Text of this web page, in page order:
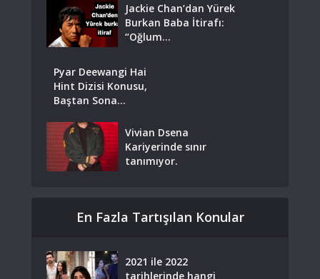
Jackie Chan’dan Yürek
Burkan Baba İtirafı:
“Oğlum...
Pyar Deewangi Hai
Hint Dizisi Konusu,
Baştan Sona...
Vivian Dsena
Kariyerinde sınır
tanımıyor.
En Fazla Tartışılan Konular
2021 ile 2022
tarihlerinde hangi